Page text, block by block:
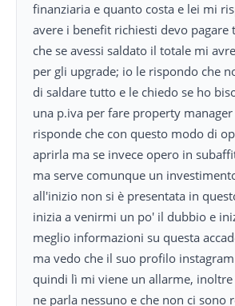
finanziaria e quanto costa e lei mi
avere i benefit richiesti devo pagare
che se avessi saldato il totale mi
per gli upgrade; io le rispondo che
di saldare tutto e le chiedo se ho
una p.iva per fare property
risponde che con questo modo di
aprirla ma se invece opero in
ma serve comunque un
all'inizio non si è presentata in
inizia a venirmi un po' il dubbio e
meglio informazioni su questa
ma vedo che il suo profilo
quindi lì mi viene un allarme, inoltre
ne parla nessuno e che non ci sono